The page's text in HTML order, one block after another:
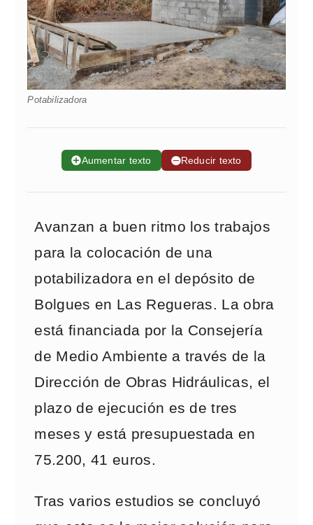
Potabilizadora
➕Aumentar texto ➖Reducir texto
Avanzan a buen ritmo los trabajos
para la colocación de una
potabilizadora en el depósito de
Bolgues en Las Regueras. La obra
está financiada por la Consejería
de Medio Ambiente a través de la
Dirección de Obras Hidráulicas, el
plazo de ejecución es de tres
meses y está presupuestada en
75.200, 41 euros.
Tras varios estudios se concluyó